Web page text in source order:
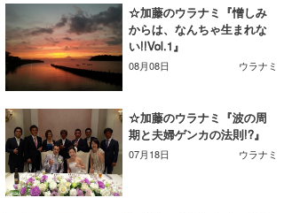
☆加藤のウラナミ『憎しみ
からは、なんちゃ生まれな
い!!Vol.1』
08月08日 ウラナミ
☆加藤のウラナミ『波の周
期と夫婦ゲンカの法則!?』
07月18日 ウラナミ